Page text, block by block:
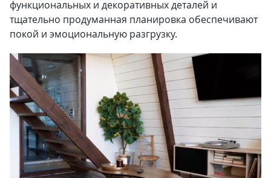
функциональных и декоративных деталей и
тщательно продуманная планировка обеспечивают
покой и эмоциональную разгрузку.